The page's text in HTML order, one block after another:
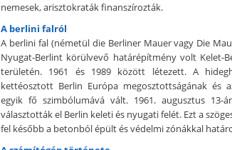
nemesek, arisztokraták finanszírozták.
A berlini falról
A berlini fal (németül die Berliner Mauer vagy Die
Nyugat-Berlint körülvevő határépítmény volt Kelet-
területén. 1961 és 1989 között létezett. A
kettéosztott Berlin Európa megosztottságának és
egyik fő szimbólumává vált. 1961. augusztus 13-
választották el Berlin keleti és nyugati felét. Ezt a
fel később a betonból épült és védelmi zónákkal